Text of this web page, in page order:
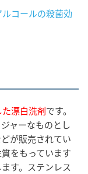
コールの殺菌効
漂白洗剤です。
ャーなものとし
が販売されてい
をもっています
す。ステンレス